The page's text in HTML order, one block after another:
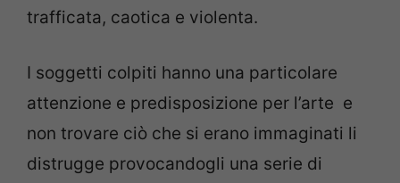
trafficata, caotica e violenta.
I soggetti colpiti hanno una particolare
attenzione e predisposizione per l’arte e
non trovare ciò che si erano immaginati li
distrugge provocandogli una serie di